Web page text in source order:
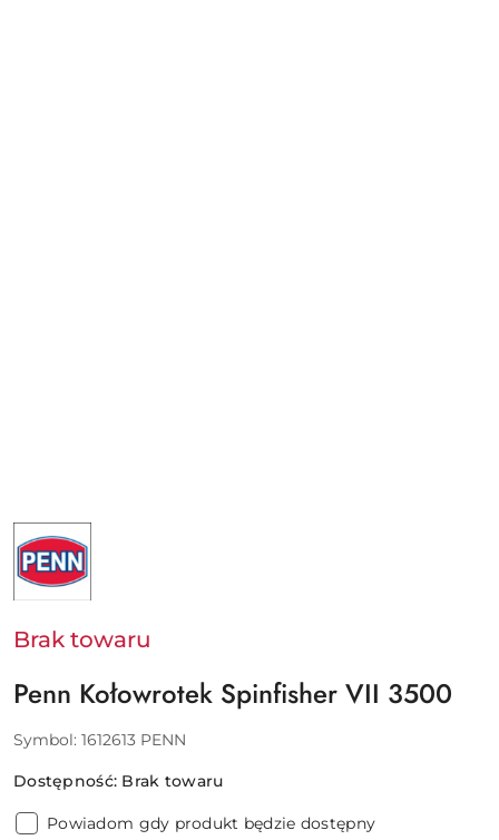
NAZWA
PRODUCENTA:
PENN
-
PURE
FISHING
SAS
Brak towaru
Penn Kołowrotek Spinfisher VII 3500
Symbol: 1612613 PENN
Dostępność: Brak towaru
Powiadom gdy produkt będzie dostępny